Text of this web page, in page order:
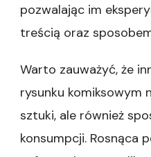
pozwalając im
treścią oraz
Warto zauważyć, że
rysunku komiksowym
sztuki, ale również
konsumpcji. Rosnąca